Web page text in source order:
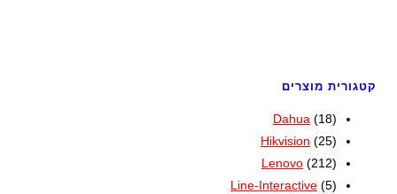
קטגורית מוצרים
Dahua (18)
Hikvision (25)
Lenovo (212)
Line-Interactive (5)